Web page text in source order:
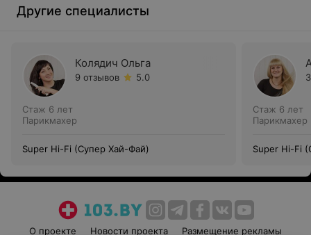
Другие специалисты
Колядич Ольга
9 отзывов 5.0
Стаж 6 лет
Парикмахер
Super Hi-Fi (Супер Хай-Фай)
Стаж 6 лет
Парикмахер
Super Hi-Fi
О проекте Новости проекта
Размещение рекламы